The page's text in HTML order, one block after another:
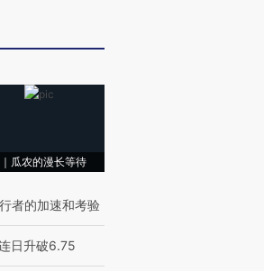
瓜农的漫长等待
者的加速和考验
日升破6.75